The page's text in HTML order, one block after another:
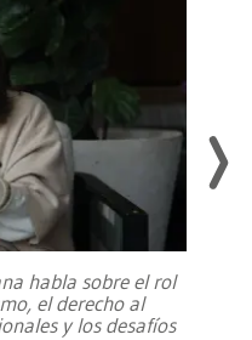
habla sobre el rol
el derecho al
y los desafíos